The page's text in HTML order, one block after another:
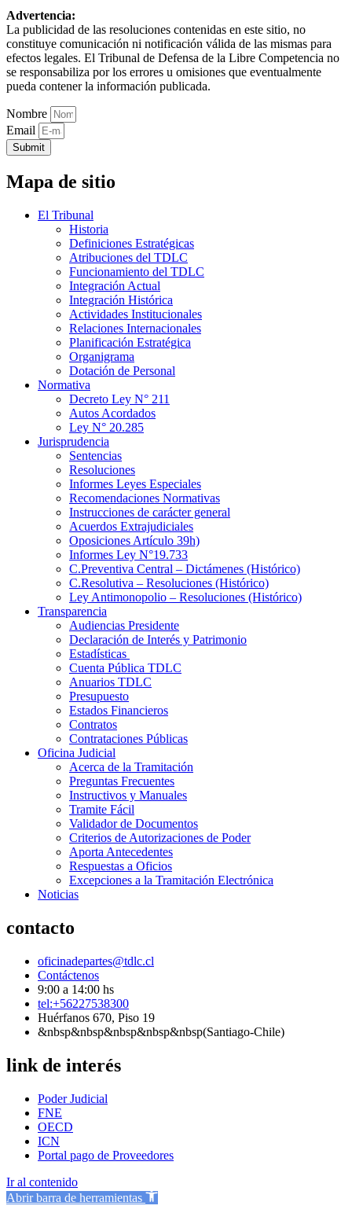
Advertencia:
La publicidad de las resoluciones contenidas en este sitio, no
constituye comunicación ni notificación válida de las mismas para
efectos legales. El Tribunal de Defensa de la Libre Competencia no
se responsabiliza por los errores u omisiones que eventualmente
pueda contener la información publicada.
Nombre
Email
Submit
Mapa de sitio
El Tribunal
Historia
Definiciones Estratégicas
Atribuciones del TDLC
Funcionamiento del TDLC
Integración Actual
Integración Histórica
Actividades Institucionales
Relaciones Internacionales
Planificación Estratégica
Organigrama
Dotación de Personal
Normativa
Decreto Ley N° 211
Autos Acordados
Ley N° 20.285
Jurisprudencia
Sentencias
Resoluciones
Informes Leyes Especiales
Recomendaciones Normativas
Instrucciones de carácter general
Acuerdos Extrajudiciales
Oposiciones Artículo 39h)
Informes Ley N°19.733
C.Preventiva Central – Dictámenes (Histórico)
C.Resolutiva – Resoluciones (Histórico)
Ley Antimonopolio – Resoluciones (Histórico)
Transparencia
Audiencias Presidente
Declaración de Interés y Patrimonio
Estadísticas
Cuenta Pública TDLC
Anuarios TDLC
Presupuesto
Estados Financieros
Contratos
Contrataciones Públicas
Oficina Judicial
Acerca de la Tramitación
Preguntas Frecuentes
Instructivos y Manuales
Tramite Fácil
Validador de Documentos
Criterios de Autorizaciones de Poder
Aporta Antecedentes
Respuestas a Oficios
Excepciones a la Tramitación Electrónica
Noticias
contacto
oficinadepartes@tdlc.cl
Contáctenos
9:00 a 14:00 hs
tel:+56227538300
Huérfanos 670, Piso 19
&nbsp&nbsp&nbsp&nbsp&nbsp(Santiago-Chile)
link de interés
Poder Judicial
FNE
OECD
ICN
Portal pago de Proveedores
Ir al contenido
Abrir barra de herramientas